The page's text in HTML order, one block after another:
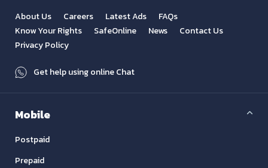
About Us Careers Latest Ads
FAQs
Know Your Rights
SafeOnline News
Contact Us
Privacy Policy
Get help using online Chat
Mobile
Postpaid
Prepaid